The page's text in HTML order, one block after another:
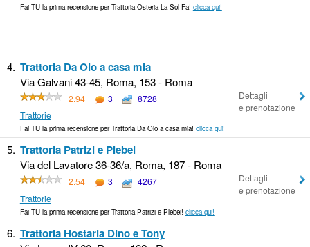
Fai TU la prima recensione per Trattoria Osteria La Sol Fa! clicca qui!
4. Trattoria Da Oio a casa mia
Via Galvani 43-45, Roma, 153 - Roma
2.94 3
8728
Trattorie
Dettagli
e prenotazione
Fai TU la prima recensione per Trattoria Da Oio a casa mia! clicca qui!
5. Trattoria Patrizi e Plebei
Via del Lavatore 36-36/a, Roma, 187 - Roma
2.54 3
4267
Trattorie
Dettagli
e prenotazione
Fai TU la prima recensione per Trattoria Patrizi e Plebei! clicca qui!
6. Trattoria Hostaria Dino e Tony